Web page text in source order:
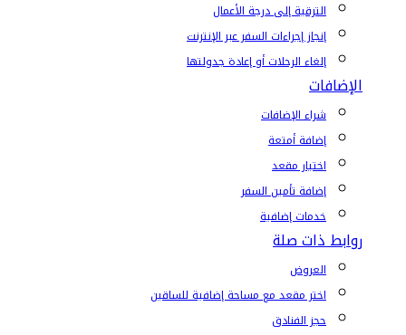
الترقية إلى درجة الأعمال
إنجاز إجراءات السفر عبر الإنترنت
إلغاء الرحلات أو إعادة جدولتها
الإضافات
شراء الإضافات
إضافة أمتعة
اختيار مقعد
إضافة تأمين السفر
خدمات إضافية
روابط ذات صلة
العروض
اختر مقعد مع مساحة إضافية للساقين
حجز الفنادق